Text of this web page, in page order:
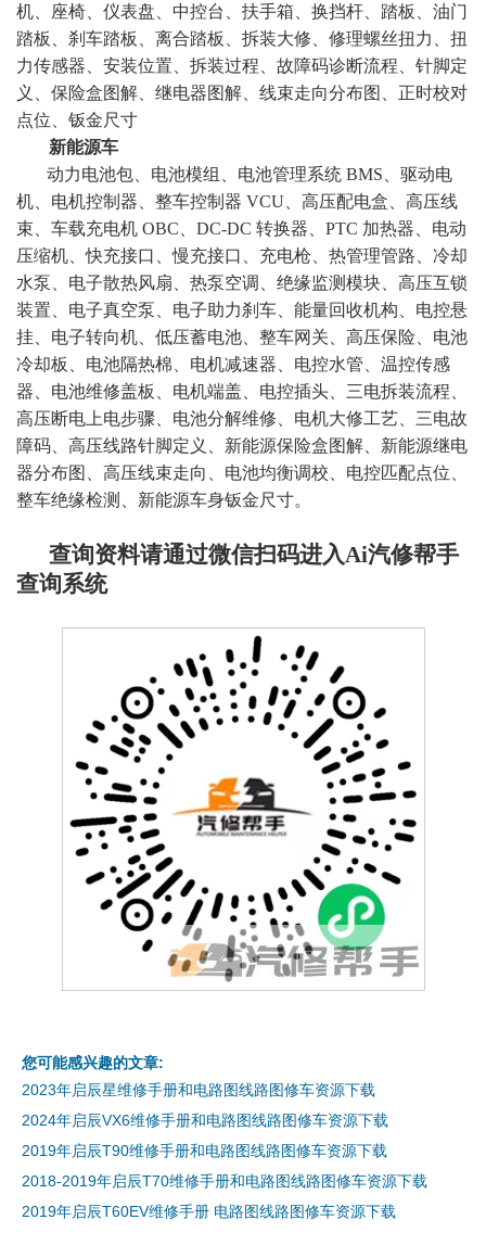
机、座椅、仪表盘、中控台、扶手箱、换挡杆、踏板、油门
踏板、刹车踏板、离合踏板、拆装大修、修理螺丝扭力、扭
力传感器、安装位置、拆装过程、故障码诊断流程、针脚定
义、保险盒图解、继电器图解、线束走向分布图、正时校对
点位、钣金尺寸
新能源车
动力电池包、电池模组、电池管理系统 BMS、驱动电
机、电机控制器、整车控制器 VCU、高压配电盒、高压线
束、车载充电机 OBC、DC-DC 转换器、PTC 加热器、电动
压缩机、快充接口、慢充接口、充电枪、热管理管路、冷却
水泵、电子散热风扇、热泵空调、绝缘监测模块、高压互锁
装置、电子真空泵、电子助力刹车、能量回收机构、电控悬
挂、电子转向机、低压蓄电池、整车网关、高压保险、电池
冷却板、电池隔热棉、电机减速器、电控水管、温控传感
器、电池维修盖板、电机端盖、电控插头、三电拆装流程、
高压断电上电步骤、电池分解维修、电机大修工艺、三电故
障码、高压线路针脚定义、新能源保险盒图解、新能源继电
器分布图、高压线束走向、电池均衡调校、电控匹配点位、
整车绝缘检测、新能源车身钣金尺寸。
查询资料请通过微信扫码进入Ai汽修帮手
查询系统
您可能感兴趣的文章:
2023年启辰星维修手册和电路图线路图修车资源下载
2024年启辰VX6维修手册和电路图线路图修车资源下载
2019年启辰T90维修手册和电路图线路图修车资源下载
2018-2019年启辰T70维修手册和电路图线路图修车资源下载
2019年启辰T60EV维修手册 电路图线路图修车资源下载